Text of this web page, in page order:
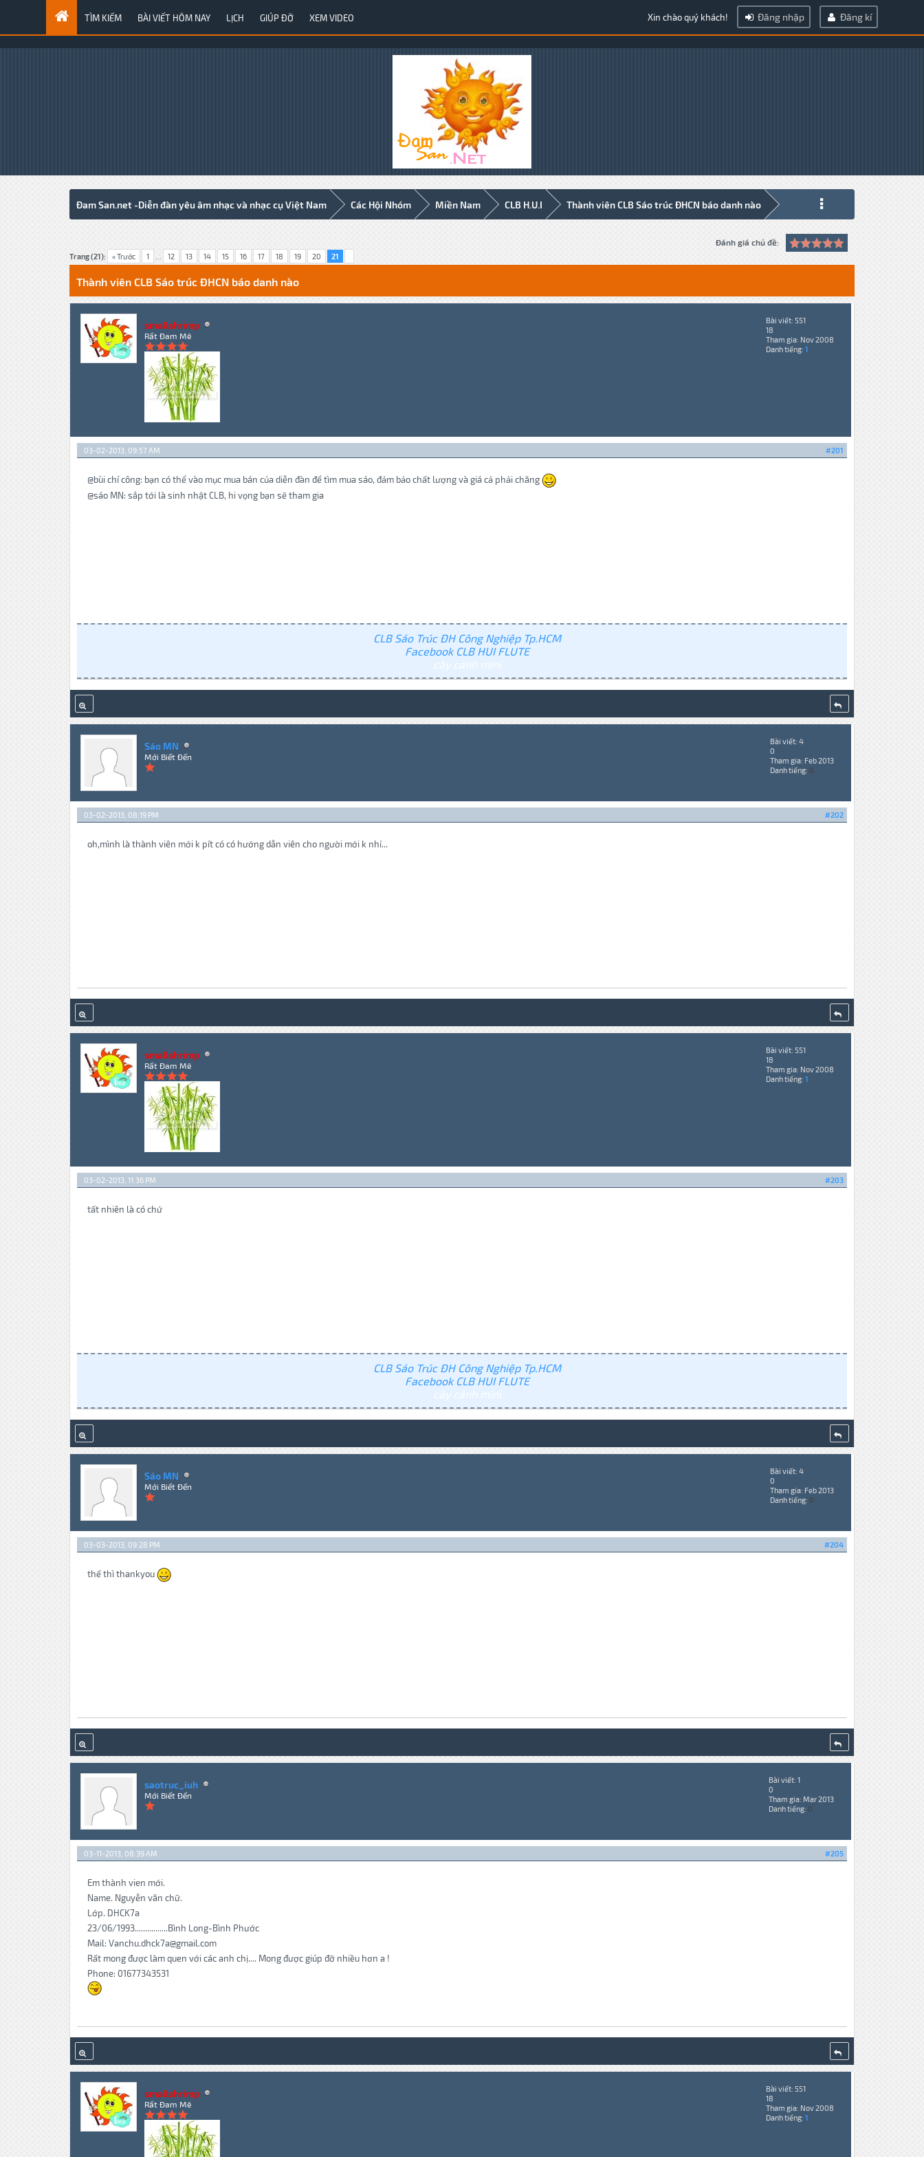
TÌM KIẾM BÀI VIẾT HÔM NAY LỊCH GIÚP ĐỠ XEM VIDEO Xin chào quý khách! Đăng nhập Đăng kí
Đam San.net -Diễn đàn yêu âm nhạc và nhạc cụ Việt Nam Các Hội Nhóm Miền Nam CLB H.U.I Thành viên CLB Sáo trúc ĐHCN báo danh nào
Trang (21): « Trước 1 ... 12 13 14 15 16 17 18 19 20 21
Đánh giá chủ đề:
5 Votes - 5 Average
1
2
3
4
5
Thành viên CLB Sáo trúc ĐHCN báo danh nào
smallshrimp
Rất Đam Mê
Bài viết: 551
18
Tham gia: Nov 2008
Danh tiếng: 1
#201
03-02-2013, 09:57 AM
@bùi chí công: bạn có thể vào mục mua bán của diễn đàn để tìm mua sáo, đảm bảo chất lượng và giá cả phải chăng
@sáo MN: sắp tới là sinh nhật CLB, hi vọng bạn sẽ tham gia
CLB Sáo Trúc ĐH Công Nghiệp Tp.HCM
Facebook CLB HUI FLUTE
cây cảnh mini
Sáo MN
Mới Biết Đến
Bài viết: 4
0
Tham gia: Feb 2013
Danh tiếng: 0
#202
03-02-2013, 08:19 PM
oh,mình là thành viên mới k pít có có hướng dẫn viên cho người mới k nhỉ...
smallshrimp
Rất Đam Mê
Bài viết: 551
18
Tham gia: Nov 2008
Danh tiếng: 1
#203
03-02-2013, 11:36 PM
tất nhiên là có chứ
CLB Sáo Trúc ĐH Công Nghiệp Tp.HCM
Facebook CLB HUI FLUTE
cây cảnh mini
Sáo MN
Mới Biết Đến
Bài viết: 4
0
Tham gia: Feb 2013
Danh tiếng: 0
#204
03-03-2013, 09:28 PM
thế thì thankyou
saotruc_iuh
Mới Biết Đến
Bài viết: 1
0
Tham gia: Mar 2013
Danh tiếng: 0
#205
03-11-2013, 08:39 AM
Em thành vien mới.
Name. Nguyễn văn chữ.
Lớp. DHCK7a
23/06/1993................Bình Long-Bình Phước
Mail: Vanchu.dhck7a@gmail.com
Rất mong được làm quen với các anh chị.... Mong được giúp đỡ nhiều hơn a !
Phone: 01677343531
smallshrimp
Rất Đam Mê
Bài viết: 551
18
Tham gia: Nov 2008
Danh tiếng: 1